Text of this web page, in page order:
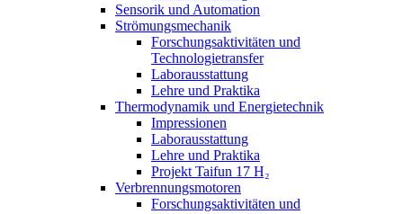
Sensorik und Automation
Strömungsmechanik
Forschungsaktivitäten und
Technologietransfer
Laborausstattung
Lehre und Praktika
Thermodynamik und Energietechnik
Impressionen
Laborausstattung
Lehre und Praktika
Projekt Taifun 17 H₂
Verbrennungsmotoren
Forschungsaktivitäten und